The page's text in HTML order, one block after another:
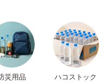
災用品 ハコストック